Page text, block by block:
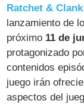
Ratchet &
lanzamiento de
próximo 11 de
protagonizado
contenidos
juego irán
aspectos del